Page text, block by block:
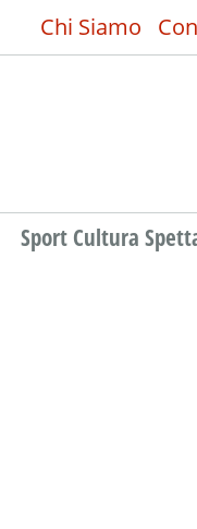
Chi Siamo
Sport Cultura